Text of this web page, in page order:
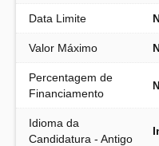
Data Limite
Valor Máximo
Percentagem de
Financiamento
Idioma da
Candidatura - Antigo